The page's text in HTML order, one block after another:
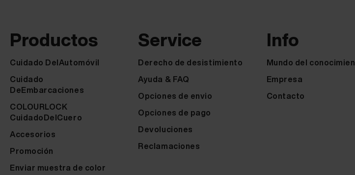
Productos
Cuidado DelAutomóvil
Cuidado
DeEmbarcaciones
COLOURLOCK
CuidadoDelCuero
Accesorios
Promoción
Enviar muestra de color
Service
Derecho de desistimiento
Ayuda & FAQ
Opciones de envio
Opciones de pago
Devoluciones
Reclamaciones
Info
Mundo del
Empresa
Contacto